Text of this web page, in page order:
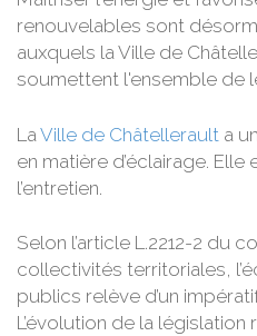
renouvelables sont
auxquels la Ville de
soumettent l'ensemble de
La Ville de Châtellerault a
en matière d’éclairage. Elle
l’entretien.
Selon l’article L.2212-2 du
collectivités territoriales,
publics relève d’un
L’évolution de la législation